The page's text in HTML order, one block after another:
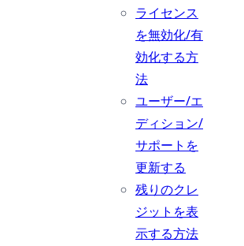
ライセンス
を無効化/有
効化する方
法
ユーザー/エ
ディション/
サポートを
更新する
残りのクレ
ジットを表
示する方法